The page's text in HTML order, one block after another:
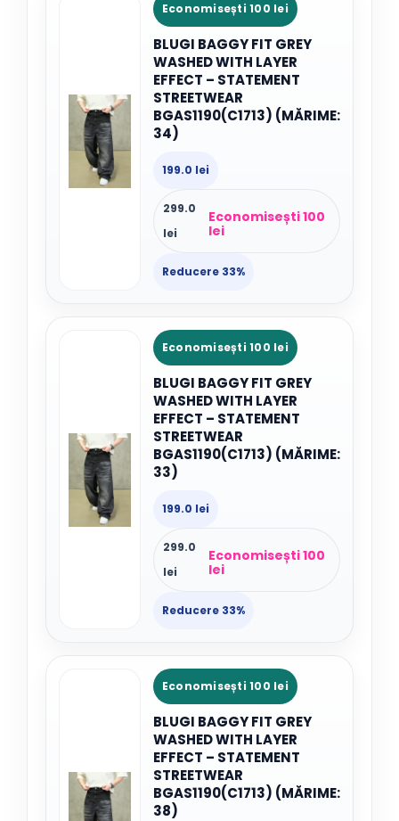
Economisești 100 lei
BLUGI BAGGY FIT GREY
WASHED WITH LAYER
EFFECT – STATEMENT
STREETWEAR
BGAS1190(C1713) (MĂRIME:
34)
199.0 lei
299.0
lei
Economisești 100
lei
Reducere 33%
Economisești 100 lei
BLUGI BAGGY FIT GREY
WASHED WITH LAYER
EFFECT – STATEMENT
STREETWEAR
BGAS1190(C1713) (MĂRIME:
33)
199.0 lei
299.0
lei
Economisești 100
lei
Reducere 33%
Economisești 100 lei
BLUGI BAGGY FIT GREY
WASHED WITH LAYER
EFFECT – STATEMENT
STREETWEAR
BGAS1190(C1713) (MĂRIME:
38)